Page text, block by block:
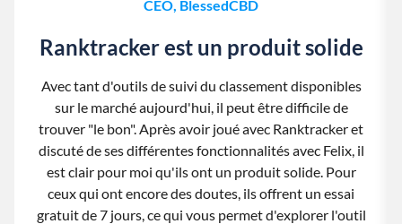
CEO, BlessedCBD
Ranktracker est un produit solide
Avec tant d'outils de suivi du classement disponibles
sur le marché aujourd'hui, il peut être difficile de
trouver "le bon". Après avoir joué avec Ranktracker et
discuté de ses différentes fonctionnalités avec Felix, il
est clair pour moi qu'ils ont un produit solide. Pour
ceux qui ont encore des doutes, ils offrent un essai
gratuit de 7 jours, ce qui vous permet d'explorer l'outil